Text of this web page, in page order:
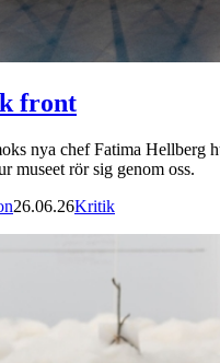
front
nya chef Fatima Hellberg
museet rör sig genom oss.
26.06.26Kritik